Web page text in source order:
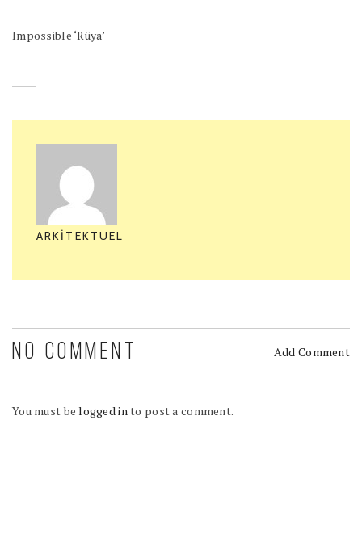
Impossible ‘Rüya’
ARKITEKTUEL
NO COMMENT Add Comment
You must belogged in to post a comment.